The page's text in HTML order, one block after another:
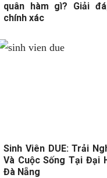
quân hàm gì? Giải
chính xác
Sinh Viên DUE: Trải
Và Cuộc Sống Tại Đại
Đà Nẵng